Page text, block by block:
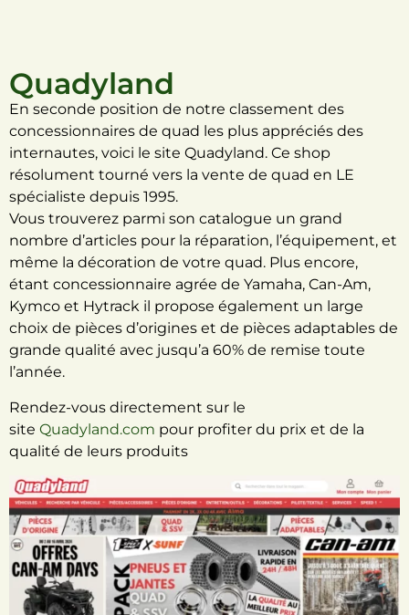
Quadyland
En seconde position de notre classement des
concessionnaires de quad les plus appréciés des
internautes, voici le site Quadyland. Ce shop
résolument tourné vers la vente de quad en LE
spécialiste depuis 1995.
Vous trouverez parmi son catalogue un grand
nombre d’articles pour la réparation, l’équipement, et
même la décoration de votre quad. Plus encore,
étant concessionnaire agrée de Yamaha, Can-Am,
Kymco et Hytrack il propose également un large
choix de pièces d’origines et de pièces adaptables de
grande qualité avec jusqu’a 60% de remise toute
l’année.
Rendez-vous directement sur le
site Quadyland.com pour profiter du prix et de la
qualité de leurs produits